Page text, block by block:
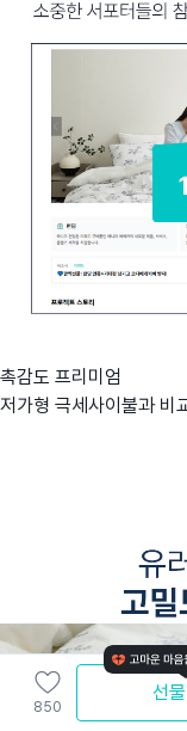
촉감도 프리미엄
저가형 극세사이불과 비
850
선